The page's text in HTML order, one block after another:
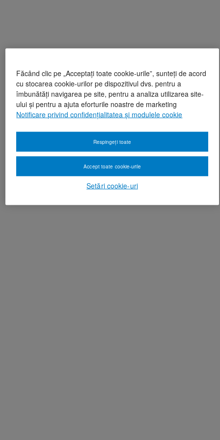
Făcând clic pe „Acceptați toate cookie-urile”, sunteți de acord
cu stocarea cookie-urilor pe dispozitivul dvs. pentru a
îmbunătăți navigarea pe site, pentru a analiza utilizarea site-
ului și pentru a ajuta eforturile noastre de marketing
Notificare privind confidențialitatea și modulele cookie
Setări cookie-uri
Respingeți toate
Accept toate cookie-urile